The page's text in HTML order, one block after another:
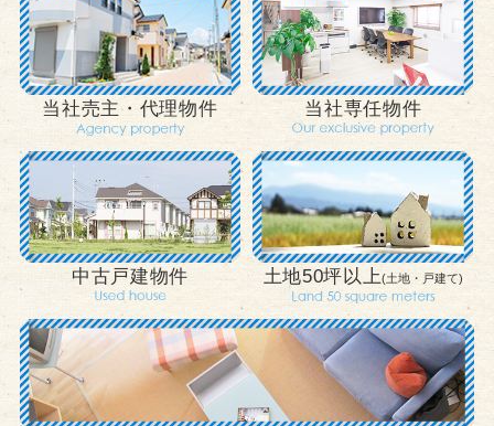
当社売主・代理物件 当社専任物件
中古戸建物件 土地50坪以上(土地・戸建て)